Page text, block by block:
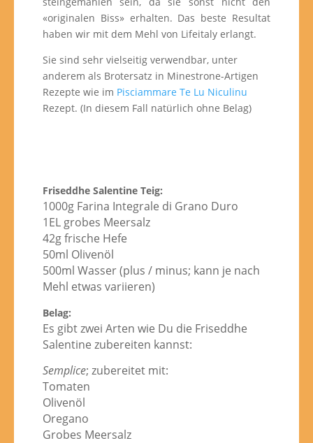
«originalen Biss» erhalten. Das beste Resultat
haben wir mit dem Mehl von Lifeitaly erlangt.
Sie sind sehr vielseitig verwendbar, unter
anderem als Brotersatz in Minestrone-Artigen
Rezepte wie im Pisciammare Te Lu Niculinu
Rezept. (In diesem Fall natürlich ohne Belag)
Friseddhe Salentine Teig:
1000g Farina Integrale di Grano Duro
1EL grobes Meersalz
42g frische Hefe
50ml Olivenöl
500ml Wasser (plus / minus; kann je nach
Mehl etwas variieren)
Belag:
Es gibt zwei Arten wie Du die Friseddhe
Salentine zubereiten kannst:
Semplice; zubereitet mit:
Tomaten
Olivenöl
Oregano
Grobes Meersalz